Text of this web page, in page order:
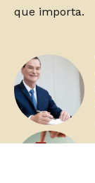
que importa.